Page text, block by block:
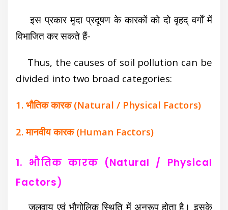
इस प्रकार मृदा प्रदूषण के कारकों को दो वृहद् वर्गों में
विभाजित कर सकते हैं-
Thus, the causes of soil pollution can be
divided into two broad categories:
1. भौतिक कारक (Natural / Physical Factors)
2. मानवीय कारक (Human Factors)
1. भौतिक कारक (Natural / Physical
Factors)
जलवायु एवं भौगोलिक स्थिति में अनुरूप होता है। इसके